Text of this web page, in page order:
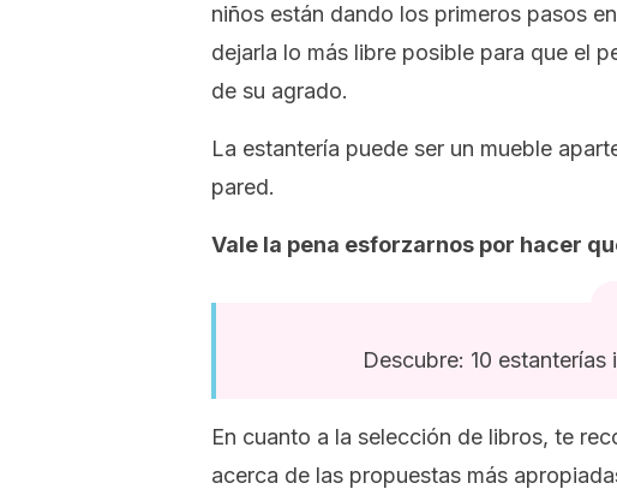
niños están dando los primeros pasos
dejarla lo más libre posible para que el
de su agrado.
La estantería puede ser un mueble
pared.
Vale la pena esforzarnos por hacer
Descubre: 10
En cuanto a la selección de libros, te
acerca de las propuestas más